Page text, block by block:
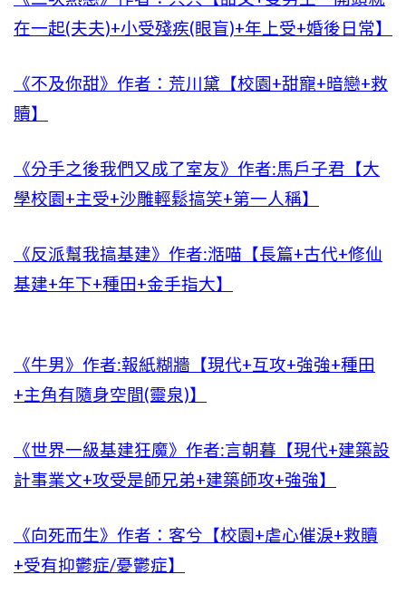
在一起(夫夫)+小受殘疾(眼盲)+年上受+婚後日常】
《不及你甜》作者：荒川黛【校園+甜寵+暗戀+救
贖】
《分手之後我們又成了室友》作者:馬戶子君【大
學校園+主受+沙雕輕鬆搞笑+第一人稱】
《反派幫我搞基建》作者:湉喵【長篇+古代+修仙
基建+年下+種田+金手指大】
《牛男》作者:報紙糊牆【現代+互攻+強強+種田
+主角有隨身空間(靈泉)】
《世界一級基建狂魔》作者:言朝暮【現代+建築設
計事業文+攻受是師兄弟+建築師攻+強強】
《向死而生》作者：客兮【校園+虐心催淚+救贖
+受有抑鬱症/憂鬱症】